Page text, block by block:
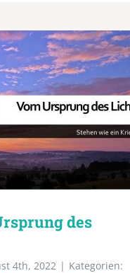
des
4th, 2022 | Kategorien: